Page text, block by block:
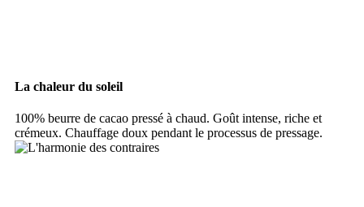
La chaleur du soleil
100% beurre de cacao pressé à chaud. Goût intense, riche et
crémeux. Chauffage doux pendant le processus de pressage.